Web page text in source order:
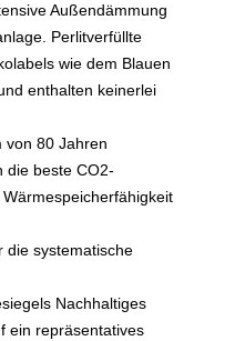
Außendämmung
Perlitverfüllte
wie dem Blauen
enthalten keinerlei
von 80 Jahren
die beste CO2-
die systematische
Nachhaltiges
ein repräsentatives